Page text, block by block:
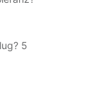
5